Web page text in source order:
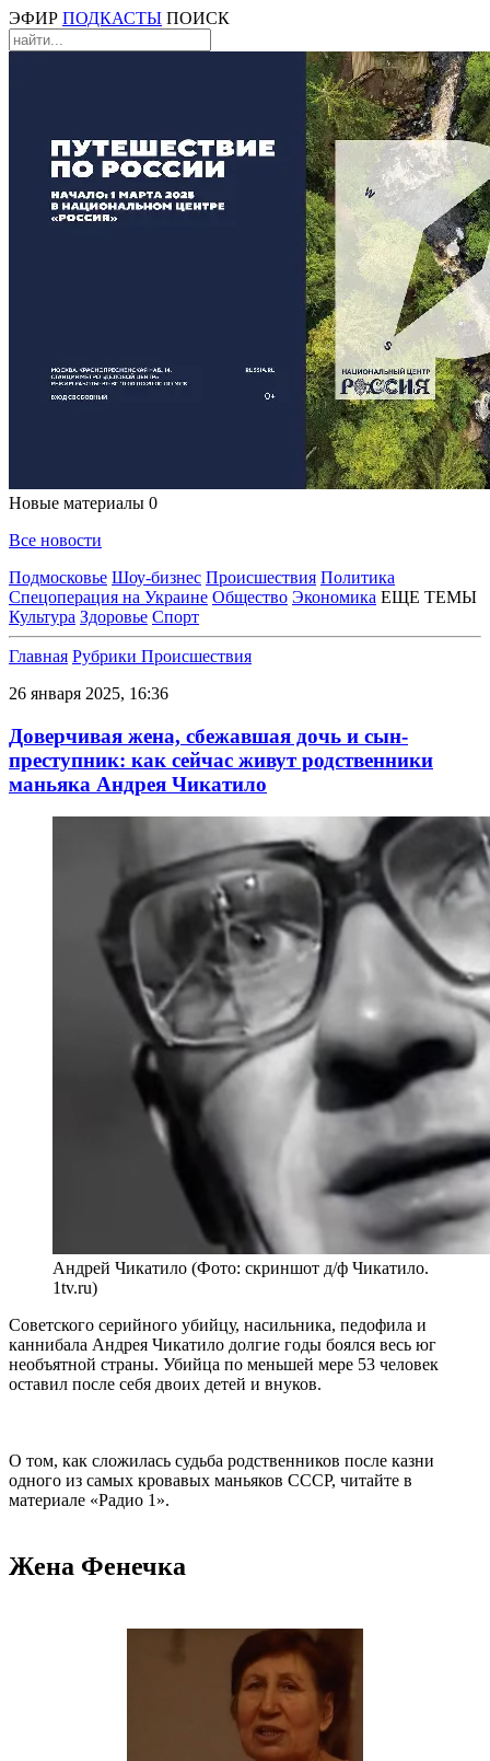
ЭФИР ПОДКАСТЫ ПОИСК
Новые материалы 0
Все новости
Подмосковье Шоу-бизнес Происшествия Политика
Спецоперация на Украине Общество Экономика ЕЩЕ ТЕМЫ
Культура Здоровье Спорт
Главная Рубрики Происшествия
26 января 2025, 16:36
Доверчивая жена, сбежавшая дочь и сын-
преступник: как сейчас живут родственники
маньяка Андрея Чикатило
Андрей Чикатило (Фото: скриншот д/ф Чикатило.
1tv.ru)
Советского серийного убийцу, насильника, педофила и
каннибала Андрея Чикатило долгие годы боялся весь юг
необъятной страны. Убийца по меньшей мере 53 человек
оставил после себя двоих детей и внуков.
О том, как сложилась судьба родственников после казни
одного из самых кровавых маньяков СССР, читайте в
материале «Радио 1».
Жена Фенечка